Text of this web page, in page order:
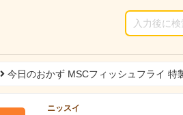
今日のおかず MSCフィッシュフライ 特
ニッスイ